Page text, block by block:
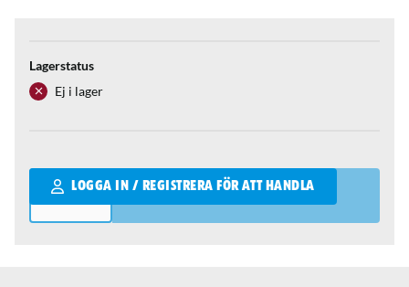
Lagerstatus
Ej i lager
LOGGA IN / REGISTRERA FÖR ATT HANDLA
Qantity